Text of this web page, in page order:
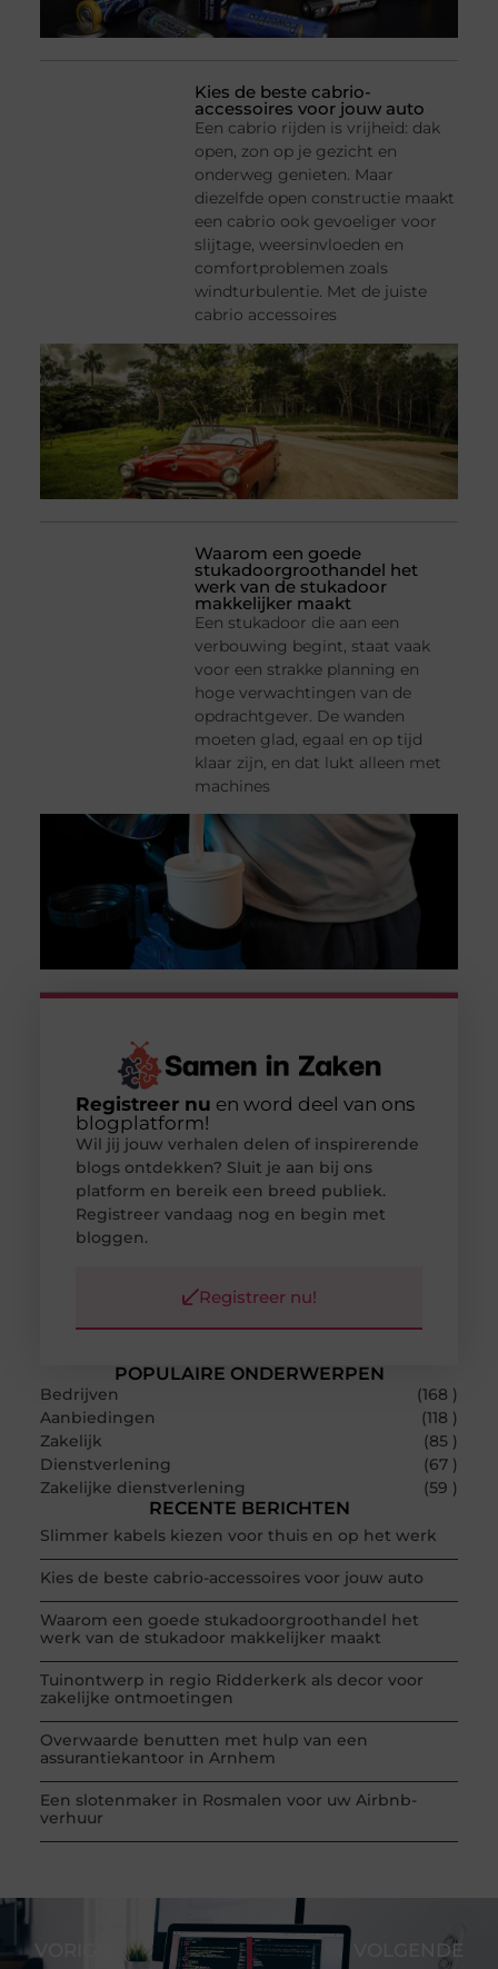
Kies de beste cabrio-
accessoires voor jouw auto
Een cabrio rijden is vrijheid: dak
open, zon op je gezicht en
onderweg genieten. Maar
diezelfde open constructie maakt
een cabrio ook gevoeliger voor
slijtage, weersinvloeden en
comfortproblemen zoals
windturbulentie. Met de juiste
cabrio accessoires
Waarom een goede
stukadoorgroothandel het
werk van de stukadoor
makkelijker maakt
Een stukadoor die aan een
verbouwing begint, staat vaak
voor een strakke planning en
hoge verwachtingen van de
opdrachtgever. De wanden
moeten glad, egaal en op tijd
klaar zijn, en dat lukt alleen met
machines
POPULAIRE ONDERWERPEN
Bedrijven
(168 )
Aanbiedingen
(118 )
Zakelijk
(85 )
Dienstverlening
(67 )
Zakelijke dienstverlening
(59 )
RECENTE BERICHTEN
Slimmer kabels kiezen voor thuis en op het werk
Kies de beste cabrio-accessoires voor jouw auto
Waarom een goede stukadoorgroothandel het
werk van de stukadoor makkelijker maakt
Tuinontwerp in regio Ridderkerk als decor voor
zakelijke ontmoetingen
Overwaarde benutten met hulp van een
assurantiekantoor in Arnhem
Een slotenmaker in Rosmalen voor uw Airbnb-
verhuur
Registreer nu en word deel van ons
blogplatform!
Wil jij jouw verhalen delen of inspirerende
blogs ontdekken? Sluit je aan bij ons
platform en bereik een breed publiek.
Registreer vandaag nog en begin met
bloggen.
Registreer nu!
VOLGENDE